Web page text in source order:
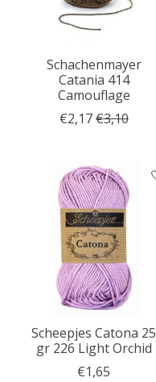
Schachenmayer
Catania 414
Camouflage
€2,17€3,10
Scheepjes Catona 25
gr 226 Light Orchid
€1,65